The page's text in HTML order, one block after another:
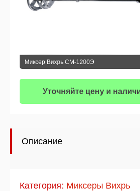
Миксер Вихрь СМ-1200Э
Уточняйте цену и
Описание
Категория: Миксеры Вихрь